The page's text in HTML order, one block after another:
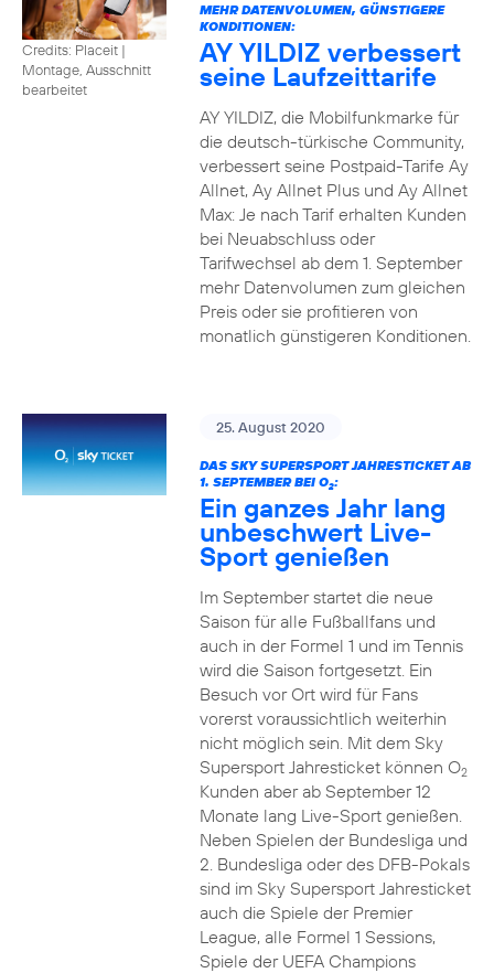
Credits: Placeit |
Montage, Ausschnitt
bearbeitet
MEHR DATENVOLUMEN, GÜNSTIGERE
KONDITIONEN:
AY YILDIZ verbessert
seine Laufzeittarife
AY YILDIZ, die Mobilfunkmarke für
die deutsch-türkische Community,
verbessert seine Postpaid-Tarife Ay
Allnet, Ay Allnet Plus und Ay Allnet
Max: Je nach Tarif erhalten Kunden
bei Neuabschluss oder
Tarifwechsel ab dem 1. September
mehr Datenvolumen zum gleichen
Preis oder sie profitieren von
monatlich günstigeren Konditionen.
25. August 2020
DAS SKY SUPERSPORT JAHRESTICKET AB
1. SEPTEMBER BEI O2:
Ein ganzes Jahr lang
unbeschwert Live-
Sport genießen
Im September startet die neue
Saison für alle Fußballfans und
auch in der Formel 1 und im Tennis
wird die Saison fortgesetzt. Ein
Besuch vor Ort wird für Fans
vorerst voraussichtlich weiterhin
nicht möglich sein. Mit dem Sky
Supersport Jahresticket können O2
Kunden aber ab September 12
Monate lang Live-Sport genießen.
Neben Spielen der Bundesliga und
2. Bundesliga oder des DFB-Pokals
sind im Sky Supersport Jahresticket
auch die Spiele der Premier
League, alle Formel 1 Sessions,
Spiele der UEFA Champions